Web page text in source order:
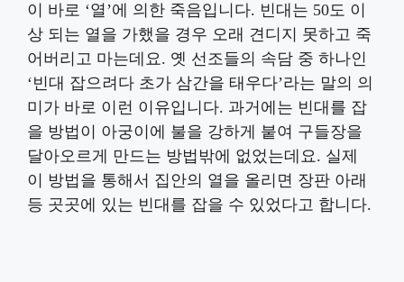
이 바로 ‘열’에 의한 죽음입니다. 빈대는 50도 이
상 되는 열을 가했을 경우 오래 견디지 못하고 죽
어버리고 마는데요. 옛 선조들의 속담 중 하나인
‘빈대 잡으려다 초가 삼간을 태우다’라는 말의 의
미가 바로 이런 이유입니다. 과거에는 빈대를 잡
을 방법이 아궁이에 불을 강하게 붙여 구들장을
달아오르게 만드는 방법밖에 없었는데요. 실제
이 방법을 통해서 집안의 열을 올리면 장판 아래
등 곳곳에 있는 빈대를 잡을 수 있었다고 합니다.